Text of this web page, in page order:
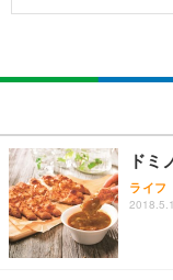
ドミ
ライフ